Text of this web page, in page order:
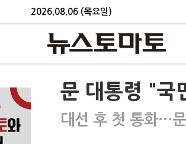
2026.08.06 (목요일)
문 대통령 "국
대선 후 첫 통화…